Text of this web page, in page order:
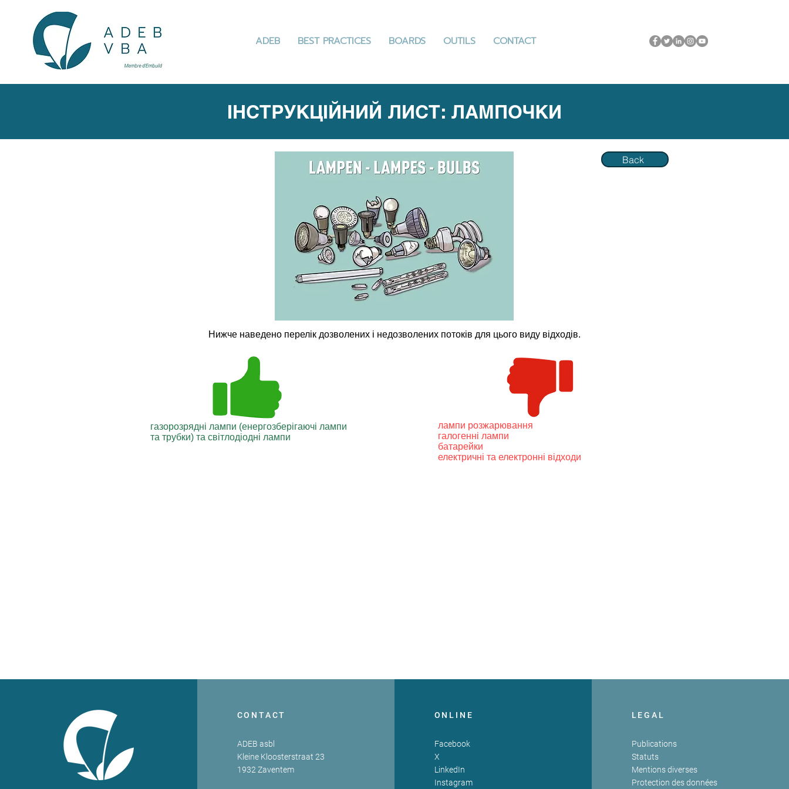
ADEB BEST PRACTICES BOARDS OUTILS CONTACT
ІНСТРУКЦІЙНИЙ ЛИСТ: ЛАМПОЧКИ
Back
Нижче наведено перелік дозволених і недозволених потоків для цього виду відходів.
газорозрядні лампи (енергозберігаючі лампи
та трубки) та світлодіодні лампи
лампи розжарювання
галогенні лампи
батарейки
електричні та електронні відходи
CONTACT
ADEB asbl
Kleine Kloosterstraat 23
1932 Zaventem
ONLINE
Facebook
X
LinkedIn
Instagram
LEGAL
Publications
Statuts
Mentions diverses
Protection des données